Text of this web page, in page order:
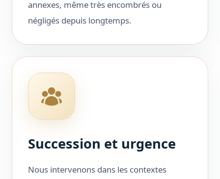
annexes, même très encombrés ou
négligés depuis longtemps.
Succession et urgence
Nous intervenons dans les contextes